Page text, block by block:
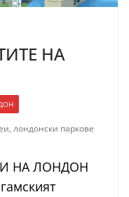
НА
, лондонски паркове
НА ЛОНДОН